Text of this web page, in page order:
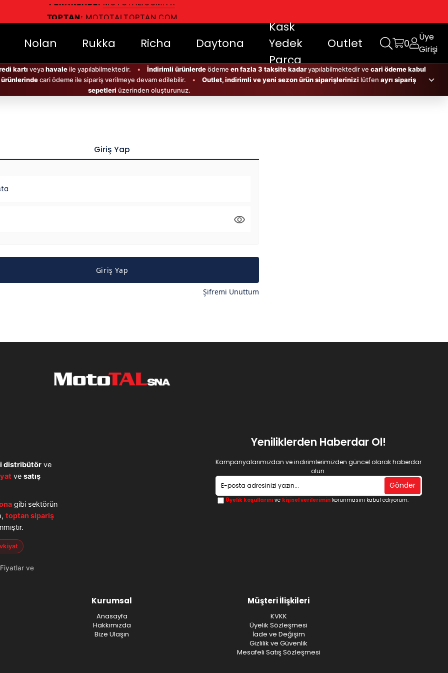
TOPTAN:
MOTOTALTOPTAN.COM
Nolan Rukka Richa Daytona
Kask
Yedek
Parça
Outlet 0
Üye
Girişi
kartı veyahavaleile yapılabilmektedir. • İndirimli ürünlerdeödeme en fazla 3 taksite kadaryapılabilmektedir ve cari ödeme kabul
cari ödeme ile sipariş verilmeye devam edilebilir. • Outlet, indirimli ve yeni sezon ürün siparişlerinizi lütfen ayrı sipariş
sepetleri üzerinden oluşturunuz.
Giriş Yap
Giriş Yap
Şifremi Unuttum
distribütör ve
ve satış
gibi sektörün
toptan sipariş
Fiyatlar ve
Yeniliklerden Haberdar Ol!
Kampanyalarımızdan ve indirimlerimizden güncel olarak haberdar
olun.
Gönder
Üyelik koşullarınıve kişisel verileriminkorunmasını kabul ediyorum.
Kurumsal
Anasayfa
Hakkımızda
Bize Ulaşın
Müşteri İlişkileri
KVKK
Üyelik Sözleşmesi
İade ve Değişim
Gizlilik ve Güvenlik
Mesafeli Satış Sözleşmesi